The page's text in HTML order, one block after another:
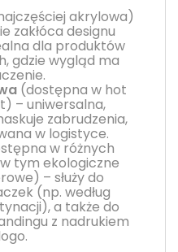
akrylowa)
zakłóca designu
dla produktów
gdzie wygląd ma
(dostępna w hot
– uniwersalna,
zabrudzenia,
w logistyce.
w różnych
tym ekologiczne
– służy do
(np. według
a także do
z nadrukiem